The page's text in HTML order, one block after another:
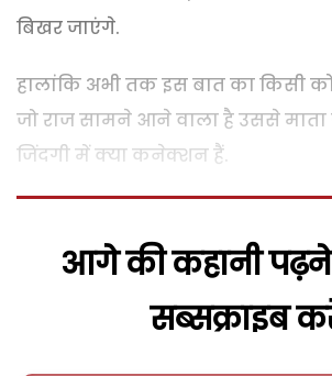
बिखर जाएंगे.
हालांकि अभी तक इस बात का किसी
जो राज सामने आने वाला है उससे
जिंदगी में क्या कनेक्शन हैं.
आगे की कहानी
सब्सक्राइब